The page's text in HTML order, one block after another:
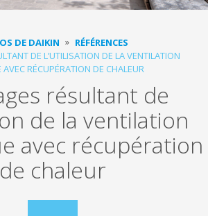
DE DAIKIN
RÉFÉRENCES
DE L’UTILISATION DE LA VENTILATION
RÉCUPÉRATION DE CHALEUR
résultant de
de la ventilation
avec récupération
de chaleur